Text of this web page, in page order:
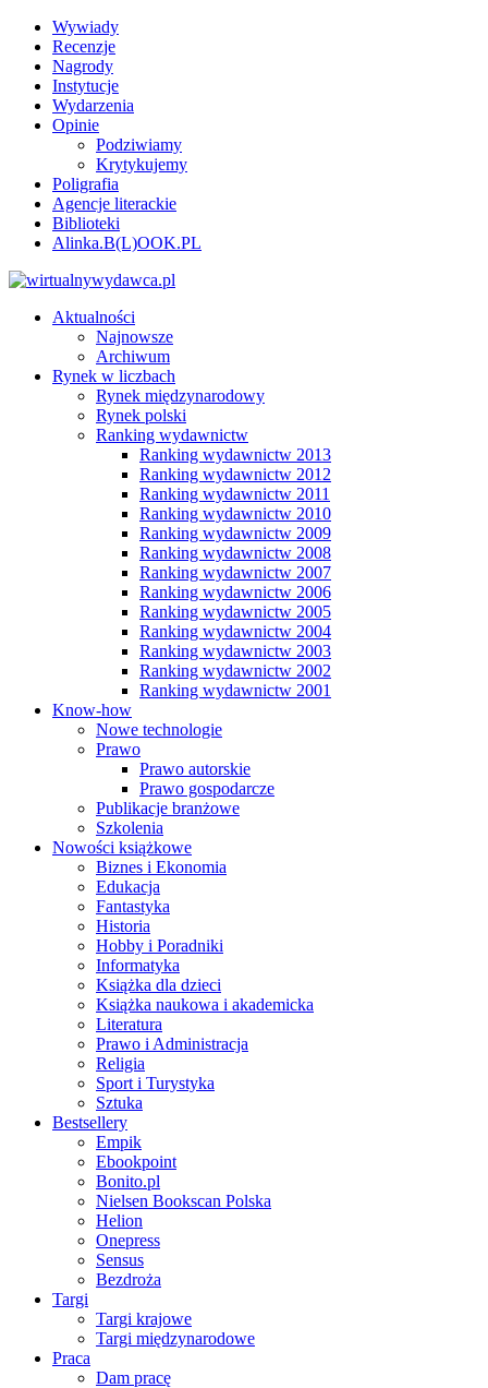
Wywiady
Recenzje
Nagrody
Instytucje
Wydarzenia
Opinie
Podziwiamy
Krytykujemy
Poligrafia
Agencje literackie
Biblioteki
Alinka.B(L)OOK.PL
Aktualności
Najnowsze
Archiwum
Rynek w liczbach
Rynek międzynarodowy
Rynek polski
Ranking wydawnictw
Ranking wydawnictw 2013
Ranking wydawnictw 2012
Ranking wydawnictw 2011
Ranking wydawnictw 2010
Ranking wydawnictw 2009
Ranking wydawnictw 2008
Ranking wydawnictw 2007
Ranking wydawnictw 2006
Ranking wydawnictw 2005
Ranking wydawnictw 2004
Ranking wydawnictw 2003
Ranking wydawnictw 2002
Ranking wydawnictw 2001
Know-how
Nowe technologie
Prawo
Prawo autorskie
Prawo gospodarcze
Publikacje branżowe
Szkolenia
Nowości książkowe
Biznes i Ekonomia
Edukacja
Fantastyka
Historia
Hobby i Poradniki
Informatyka
Książka dla dzieci
Książka naukowa i akademicka
Literatura
Prawo i Administracja
Religia
Sport i Turystyka
Sztuka
Bestsellery
Empik
Ebookpoint
Bonito.pl
Nielsen Bookscan Polska
Helion
Onepress
Sensus
Bezdroża
Targi
Targi krajowe
Targi międzynarodowe
Praca
Dam pracę